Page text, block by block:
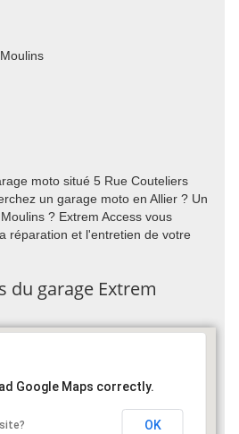
moto situé 5 Rue Couteliers
un garage moto en Allier ? Un
? Extrem Access vous
réparation et l'entretien de votre
du garage Extrem
Google Maps correctly.
OK